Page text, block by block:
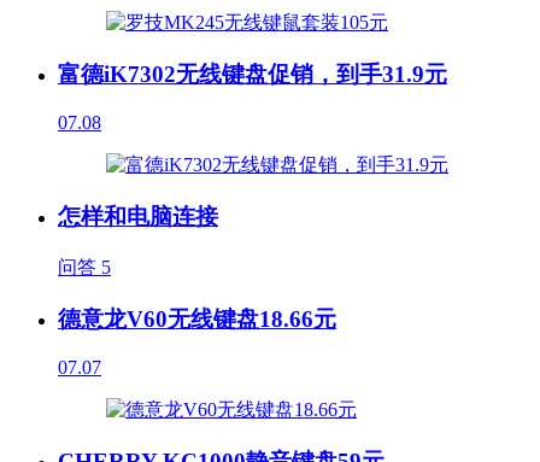
富德iK7302无线键盘促销，到手31.9元
07.08
怎样和电脑连接
问答 5
德意龙V60无线键盘18.66元
07.07